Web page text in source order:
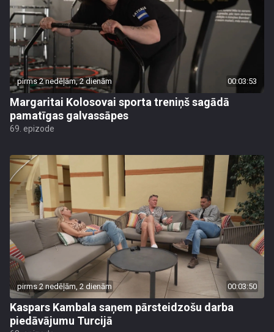
pirms 2 nedēļām, 2 dienām 00:03:53
Margaritai Kolosovai sporta treniņš sagādā
pamatīgas galvassāpes
69. epizode
pirms 2 nedēļām, 2 dienām 00:03:50
Kaspars Kambala saņem pārsteidzošu darba
piedāvājumu Turcijā